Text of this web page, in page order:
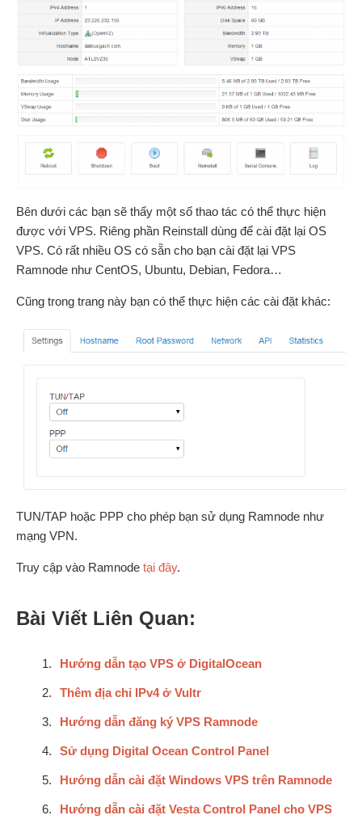
Bên dưới các bạn sẽ thấy một số thao tác có thể thực hiện
được với VPS. Riêng phần Reinstall dùng để cài đặt lại OS
VPS. Có rất nhiều OS có sẵn cho bạn cài đặt lại VPS
Ramnode như CentOS, Ubuntu, Debian, Fedora…
Cũng trong trang này bạn có thể thực hiện các cài đặt khác:
TUN/TAP hoặc PPP cho phép bạn sử dụng Ramnode như
mạng VPN.
Truy cập vào Ramnode tại đây.
Bài Viết Liên Quan:
Hướng dẫn tạo VPS ở DigitalOcean
Thêm địa chỉ IPv4 ở Vultr
Hướng dẫn đăng ký VPS Ramnode
Sử dụng Digital Ocean Control Panel
Hướng dẫn cài đặt Windows VPS trên Ramnode
Hướng dẫn cài đặt Vesta Control Panel cho VPS